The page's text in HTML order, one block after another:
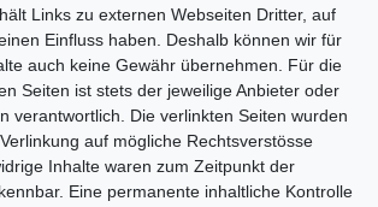
Links zu externen Webseiten Dritter, auf
Einfluss haben. Deshalb können wir für
auch keine Gewähr übernehmen. Für die
Seiten ist stets der jeweilige Anbieter oder
verantwortlich. Die verlinkten Seiten wurden
auf mögliche Rechtsverstösse
Inhalte waren zum Zeitpunkt der
Eine permanente inhaltliche Kontrolle